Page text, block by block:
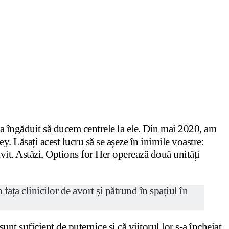
să ducem centrele la ele. Din mai 2020, am
Lăsați acest lucru să se așeze în inimile voastre:
Astăzi, Options for Her operează două unități
clinicilor de avort și pătrund în spațiul în